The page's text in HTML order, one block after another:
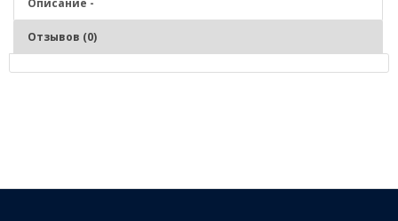
Описание -
Отзывов (0)